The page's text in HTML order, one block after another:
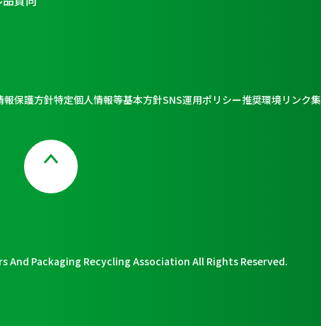
報保護方針特定個人情報等基本方針SNS運用ポリシー推奨環境リンク集
And Packaging Recycling Association All Rights Reserved.